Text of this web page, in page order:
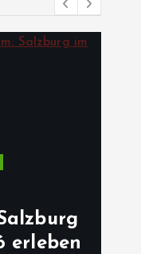
erleben